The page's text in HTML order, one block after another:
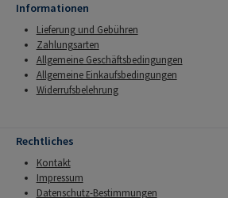
Informationen
Lieferung und Gebühren
Zahlungsarten
Allgemeine Geschäftsbedingungen
Allgemeine Einkaufsbedingungen
Widerrufsbelehrung
Rechtliches
Kontakt
Impressum
Datenschutz-Bestimmungen